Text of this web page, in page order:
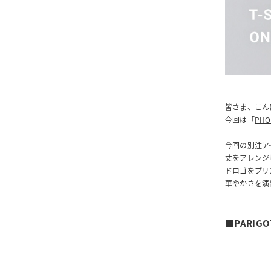
皆さま、こ
今回は「
今回の別注
丈をアレン
ドロゴをプ
華やかさを